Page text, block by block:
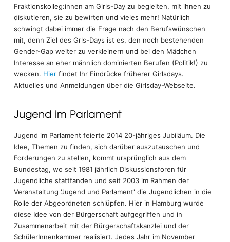
Fraktionskolleg:innen am Girls-Day zu begleiten, mit ihnen zu
diskutieren, sie zu bewirten und vieles mehr! Natürlich
schwingt dabei immer die Frage nach den Berufswünschen
mit, denn Ziel des Grls-Days ist es, den noch bestehenden
Gender-Gap weiter zu verkleinern und bei den Mädchen
Interesse an eher männlich dominierten Berufen (Politik!) zu
wecken. Hier findet Ihr Eindrücke früherer Girlsdays.
Aktuelles und Anmeldungen über die Girlsday-Webseite.
Jugend im Parlament
Jugend im Parlament feierte 2014 20-jähriges Jubiläum. Die
Idee, Themen zu finden, sich darüber auszutauschen und
Forderungen zu stellen, kommt ursprünglich aus dem
Bundestag, wo seit 1981 jährlich Diskussionsforen für
Jugendliche stattfanden und seit 2003 im Rahmen der
Veranstaltung 'Jugend und Parlament' die Jugendlichen in die
Rolle der Abgeordneten schlüpfen. Hier in Hamburg wurde
diese Idee von der Bürgerschaft aufgegriffen und in
Zusammenarbeit mit der Bürgerschaftskanzlei und der
SchülerInnenkammer realisiert. Jedes Jahr im November